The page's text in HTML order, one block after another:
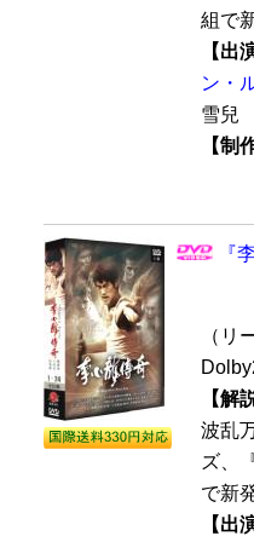
組で
【出
ン・
雪兒
【制
『
（リ
【解
波乱
ズ、
で新
【出